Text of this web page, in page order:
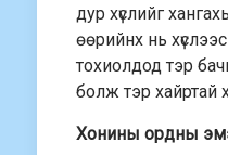
дур хүслийг
өөрийнх нь
тохиолдод тэр
болж тэр хайртай
Хонины ордны